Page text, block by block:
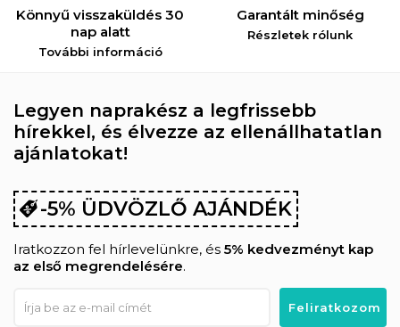
Könnyű visszaküldés 30
nap alatt
További információ
Garantált minőség
Részletek rólunk
Legyen naprakész a legfrissebb
hírekkel, és élvezze az ellenállhatatlan
ajánlatokat!
-5% ÜDVÖZLŐ AJÁNDÉK
Iratkozzon fel hírlevelünkre, és 5% kedvezményt kap
az első megrendelésére.